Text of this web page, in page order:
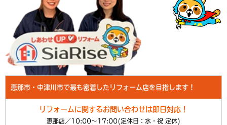
恵那市・中津川市で最も密着したリフォーム店を目指します！
リフォームに関するお問い合わせは即日対応！
恵那店／10:00～17:00(定休日：水・祝 定休)